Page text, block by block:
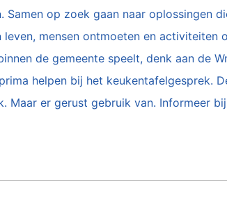
op zoek gaan naar oplossingen
mensen ontmoeten en activiteiten
de gemeente speelt, denk aan de
helpen bij het keukentafelgesprek.
Maar er gerust gebruik van. Informeer